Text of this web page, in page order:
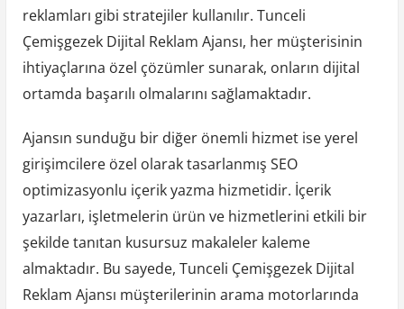
reklamları gibi stratejiler kullanılır. Tunceli
Çemişgezek Dijital Reklam Ajansı, her müşterisinin
ihtiyaçlarına özel çözümler sunarak, onların dijital
ortamda başarılı olmalarını sağlamaktadır.
Ajansın sunduğu bir diğer önemli hizmet ise yerel
girişimcilere özel olarak tasarlanmış SEO
optimizasyonlu içerik yazma hizmetidir. İçerik
yazarları, işletmelerin ürün ve hizmetlerini etkili bir
şekilde tanıtan kusursuz makaleler kaleme
almaktadır. Bu sayede, Tunceli Çemişgezek Dijital
Reklam Ajansı müşterilerinin arama motorlarında